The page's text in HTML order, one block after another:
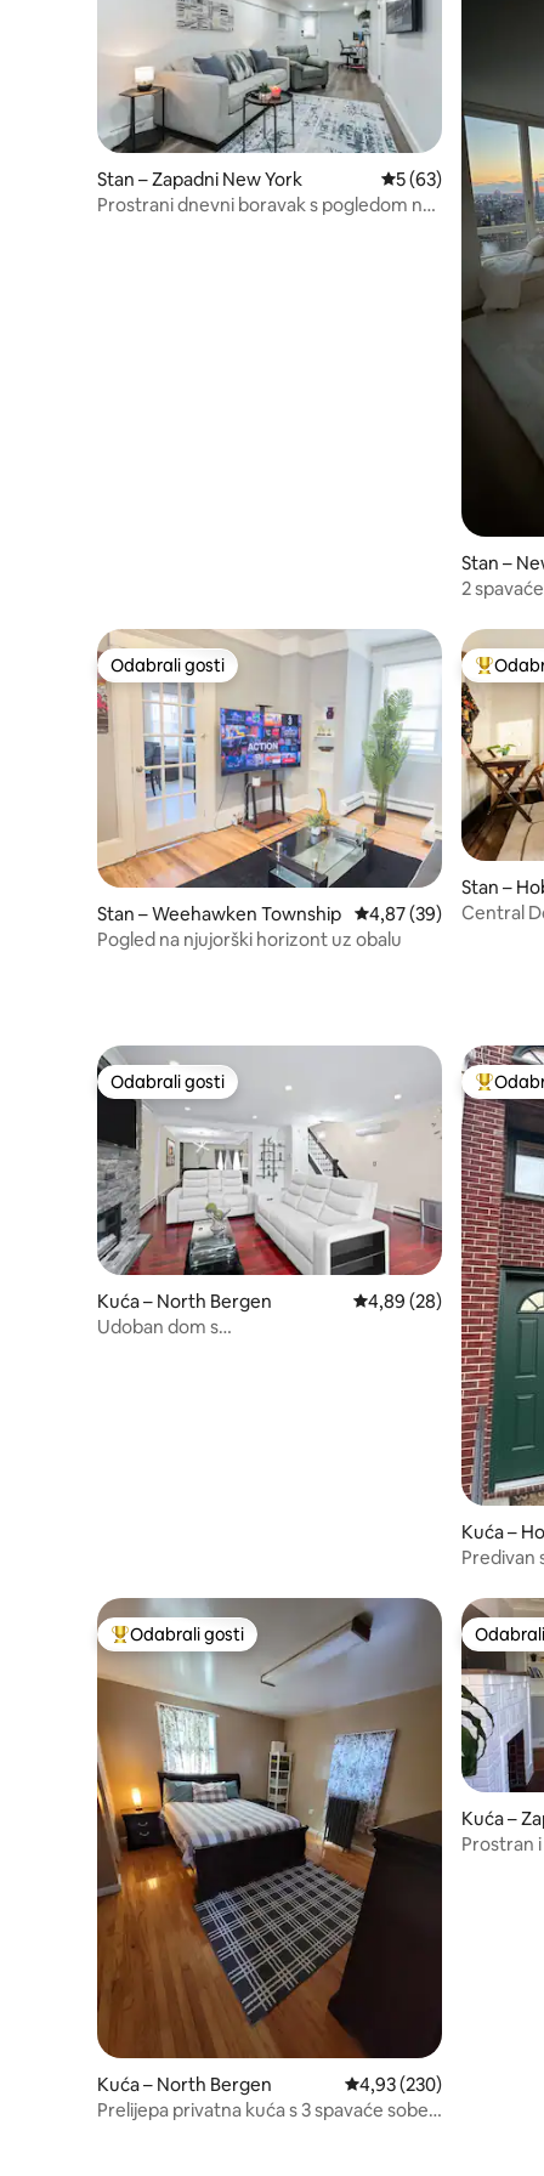
Stan – Zapadni New York Prosječna ocjena:
5 (63)
Prostrani dnevni boravak s pogledom na
Stan –
2
Odabrali gosti
Odabrali gosti
Stan – Weehawken Township Prosječna ocjena:
4,87 (39)
Pogled na njujorški horizont uz obalu
Među
Stan –
Central
Odabrali gosti
Odabrali gosti
Kuća – North Bergen Prosječna ocjena:
4,89 (28)
Udoban dom s
Među
Kuća –
Predivan
Među najviše rangiranima s oznakom „Odabrali gosti”
Odabrali gosti
Kuća – North Bergen Prosječna ocjena: 4,93/
4,93 (230)
Prelijepa privatna kuća s 3 spavaće sobe
Kuća –
Prostran